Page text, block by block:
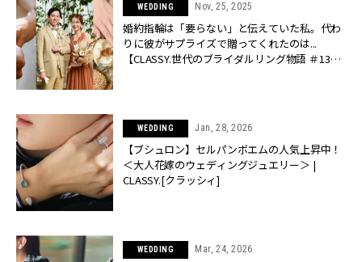
WEDDING Nov, 25, 2025
婚約指輪は「要らない」と伝えていた私。代わ
りに彼がサプライズで贈ってくれたのは...
【CLASSY.世代のブライダルリング物語 ＃13】
WEDDING Jan, 28, 2026
【ブシュロン】セルパンボエムの人気上昇中！
＜大人花嫁のウェディングジュエリー＞ |
CLASSY.[クラッシィ]
WEDDING Mar, 24, 2026